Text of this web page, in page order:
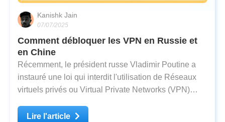
Kanishk Jain
07/07/2025
Comment débloquer les VPN en Russie et
en Chine
Récemment, le président russe Vladimir Poutine a
instauré une loi qui interdit l'utilisation de Réseaux
virtuels privés ou Virtual Private Networks (VPN)
avec la Russie, la Chine a également pris des
Lire l'article